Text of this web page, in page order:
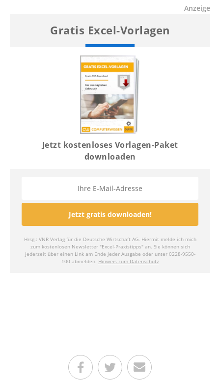
Teilen auf Facebook
Teilen auf Twitter
Per E-Mail senden